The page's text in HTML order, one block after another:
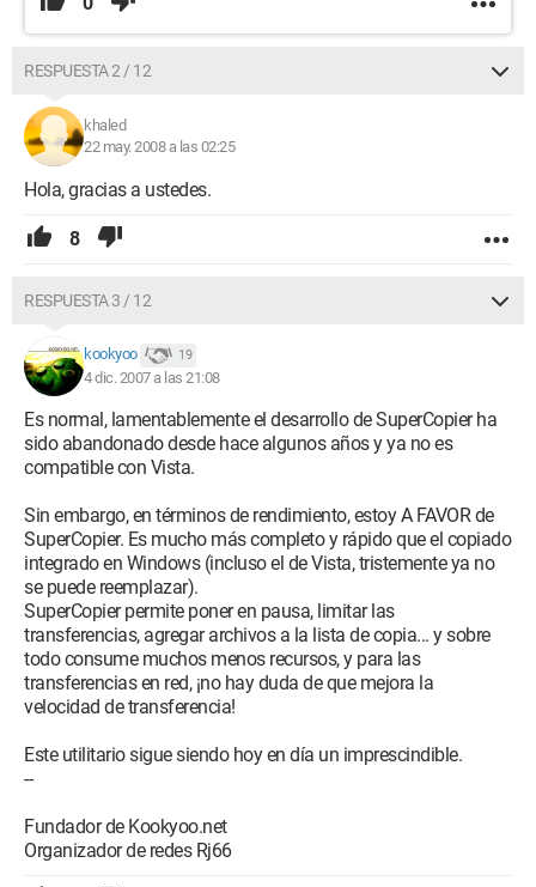
RESPUESTA 2 / 12
khaled
22 may. 2008 a las 02:25
Hola, gracias a ustedes.
8
RESPUESTA 3 / 12
kookyoo 19
4 dic. 2007 a las 21:08
Es normal, lamentablemente el desarrollo de SuperCopier ha
sido abandonado desde hace algunos años y ya no es
compatible con Vista.
Sin embargo, en términos de rendimiento, estoy A FAVOR de
SuperCopier. Es mucho más completo y rápido que el copiado
integrado en Windows (incluso el de Vista, tristemente ya no
se puede reemplazar).
SuperCopier permite poner en pausa, limitar las
transferencias, agregar archivos a la lista de copia... y sobre
todo consume muchos menos recursos, y para las
transferencias en red, ¡no hay duda de que mejora la
velocidad de transferencia!
Este utilitario sigue siendo hoy en día un imprescindible.
--
Fundador de Kookyoo.net
Organizador de redes Rj66